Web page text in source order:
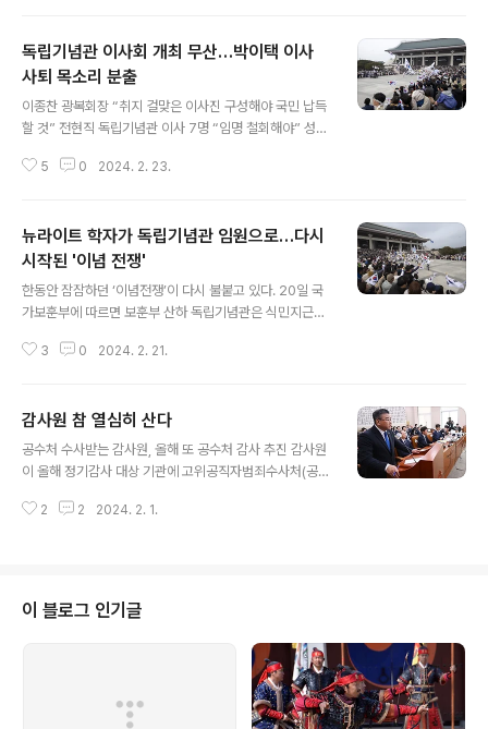
서였다. 그러던 것이 경제규모가 커지고 물가관리에서 정
부 역할이 축소되면서 지금은 과장급 부서로 줄어들었다.
경제개발을 주도하며 막강한 권한을 갖고 있던 경제기획원
은 아예 간판을 내린 뒤 재무부에 흡수통합됐다. 애초에 태
대를 모았지만, 속만 썩이는 조직도 없지 않다. 행정안전부
독립기념관 이사회 개최 무산…박이택 이사
사퇴 목소리 분출
이종찬 광복회장 “취지 걸맞은 이사진 구성해야 국민 납득
할 것” 전현직 독립기념관 이사 7명 “임명 철회해야” 성명
다. 당초 신임 관장 선임 안건을 논의하려 했지만 최근 신임
이사진은 회의에 앞서 신상 발언을 통해 박이택 이사 임명
에 반대 입장을 표명하고, 임명권자인 국가보훈부 장관에
게 추후 이사회를 다시 여는 방안을 검토해 달라고 요구했
다. 그는 “국가보훈부 탄생에 기여한 사람으로서 자괴감이
든다”면서 “처(處)만도 못한 부(部)가 되면 안 된다”면서
“(강정애 국가보훈부) 장관께 회의 개최와 이사진 임명 재
5 0 2024. 2. 23.
뉴라이트 학자가 독립기념관 임원으로…다시
시작된 '이념 전쟁'
한동안 잠잠하던 ‘이념전쟁’이 다시 불붙고 있다. 20일 국
가보훈부에 따르면 보훈부 산하 독립기념관은 식민지근대
임 이사에 임명했다. 임원 선임 과정에서도 적절하지 않다
구자들도 즉각 반발하고 나섰다. 최근 정부·여당에서 이승
만 전 대통령을 미화하는 영화 ‘건국전쟁’ 띄우기에 한창인
것과 맞물려 지난해 홍범도 장군 흉상 철거 논란에 이은 또
박이택은 일제 식민지 시기의 경제발전이 우리 근대화와
3 0 2024. 2. 21.
감사원 참 열심히 산다
공수처 수사받는 감사원, 올해 또 공수처 감사 추진 감사원
이 올해 정기감사 대상 기관에 고위공직자범죄수사처(공수
국민권익위원장 표적 감사’ 혐의로 최재해 원장과 유병호
대상 기관에 공수처를 포함했다. 연간 감사계획은 감사원
사무처가 마련하며 감사위원회 승인을 거쳐 확정된다. 감
사위원회는 다음달 1일 연간 감사계획을 심의할 예정이다.
감사원은 2022년 연간 감사계획에 따라 그 해 하반기에
공수처 현장 감사를 실시했으며, 지난해 7월 감사 결과를
발표한 바 있다. 감사 결과가 ..
2 2 2024. 2. 1.
이 블로그 인기글